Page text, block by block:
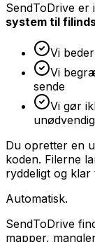
SendToDrive er
system til
Vi
Vi
sende
Vi gør
Du opretter en
koden. Filerne
ryddeligt og klar
Automatisk.
SendToDrive
mapper,